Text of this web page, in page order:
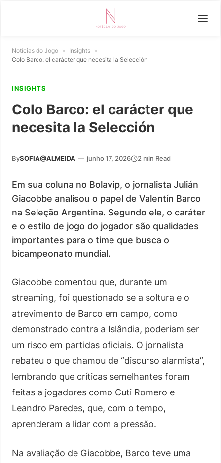
Notícias do Jogo » Insights »
Colo Barco: el carácter que necesita la Selección
INSIGHTS
Colo Barco: el carácter que
necesita la Selección
BySOFIA@ALMEIDA — junho 17, 2026 2 min Read
Em sua coluna no Bolavip, o jornalista Julián
Giacobbe analisou o papel de Valentín Barco
na Seleção Argentina. Segundo ele, o caráter
e o estilo de jogo do jogador são qualidades
importantes para o time que busca o
bicampeonato mundial.
Giacobbe comentou que, durante um
streaming, foi questionado se a soltura e o
atrevimento de Barco em campo, como
demonstrado contra a Islândia, poderiam ser
um risco em partidas oficiais. O jornalista
rebateu o que chamou de “discurso alarmista”,
lembrando que críticas semelhantes foram
feitas a jogadores como Cuti Romero e
Leandro Paredes, que, com o tempo,
aprenderam a lidar com a pressão.
Na avaliação de Giacobbe, Barco teve uma